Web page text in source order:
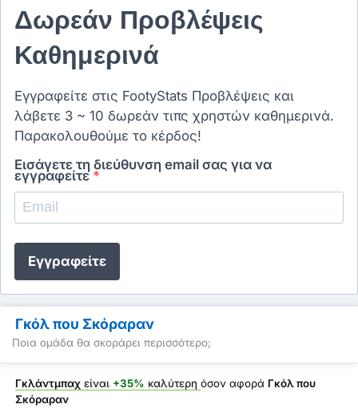
Δωρεάν Προβλέψεις
Καθημερινά
Εγγραφείτε στις FootyStats Προβλέψεις και
λάβετε 3 ~ 10 δωρεάν τιπς χρηστών καθημερινά.
Παρακολουθούμε το κέρδος!
Εισάγετε τη διεύθυνση email σας για να
εγγραφείτε *
Εγγραφείτε
Γκόλ που Σκόραραν
Ποια ομάδα θα σκοράρει περισσότερο;
Γκλάντμπαχ είναι +35% καλύτερη όσον αφορά Γκόλ που
Σκόραραν